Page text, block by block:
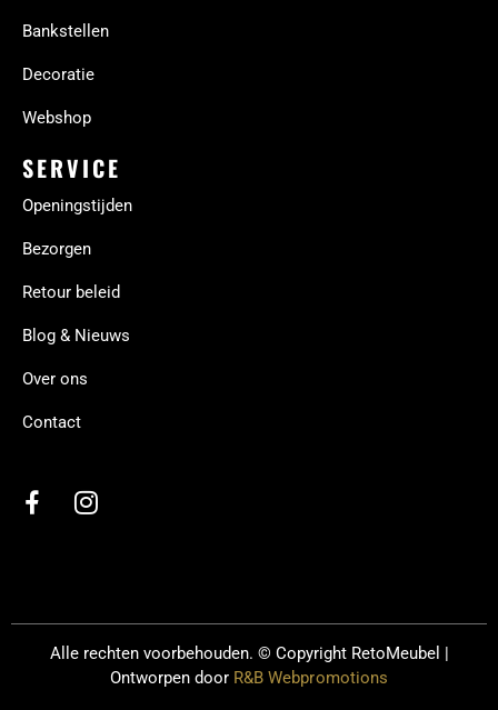
Bankstellen
Decoratie
Webshop
SERVICE
Openingstijden
Bezorgen
Retour beleid
Blog & Nieuws
Over ons
Contact
Alle rechten voorbehouden. © Copyright RetoMeubel |
Ontworpen door R&B Webpromotions